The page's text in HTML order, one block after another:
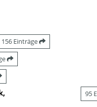
156 Einträge
95